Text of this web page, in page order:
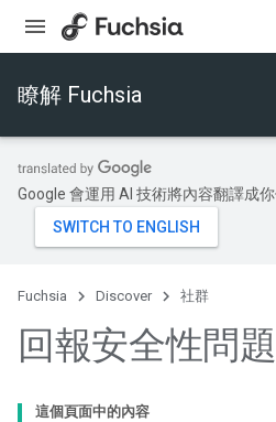
瞭解 Fuchsia
Google 會運用 AI 技術將內容翻譯成
Fuchsia Discover 社群
回報安全性問題
這個頁面中的內容